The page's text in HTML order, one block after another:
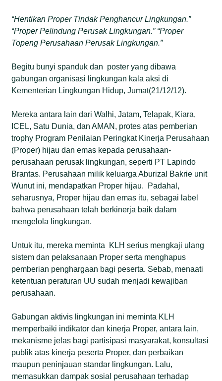
“Hentikan Proper Tindak Penghancur Lingkungan.”
“Proper Pelindung Perusak Lingkungan.” “Proper
Topeng Perusahaan Perusak Lingkungan.”
Begitu bunyi spanduk dan poster yang dibawa
gabungan organisasi lingkungan kala aksi di
Kementerian Lingkungan Hidup, Jumat(21/12/12).
Mereka antara lain dari Walhi, Jatam, Telapak, Kiara,
ICEL, Satu Dunia, dan AMAN, protes atas pemberian
trophy Program Penilaian Peringkat Kinerja Perusahaan
(Proper) hijau dan emas kepada perusahaan-
perusahaan perusak lingkungan, seperti PT Lapindo
Brantas. Perusahaan milik keluarga Aburizal Bakrie unit
Wunut ini, mendapatkan Proper hijau. Padahal,
seharusnya, Proper hijau dan emas itu, sebagai label
bahwa perusahaan telah berkinerja baik dalam
mengelola lingkungan.
Untuk itu, mereka meminta KLH serius mengkaji ulang
sistem dan pelaksanaan Proper serta menghapus
pemberian penghargaan bagi peserta. Sebab, menaati
ketentuan peraturan UU sudah menjadi kewajiban
perusahaan.
Gabungan aktivis lingkungan ini meminta KLH
memperbaiki indikator dan kinerja Proper, antara lain,
mekanisme jelas bagi partisipasi masyarakat, konsultasi
publik atas kinerja peserta Proper, dan perbaikan
maupun peninjauan standar lingkungan. Lalu,
memasukkan dampak sosial perusahaan terhadap